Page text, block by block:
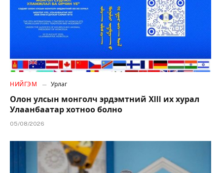
НИЙГЭМ Урлаг
Олон улсын монголч эрдэмтний XIII их хурал
Улаанбаатар хотноо болно
05/08/2026